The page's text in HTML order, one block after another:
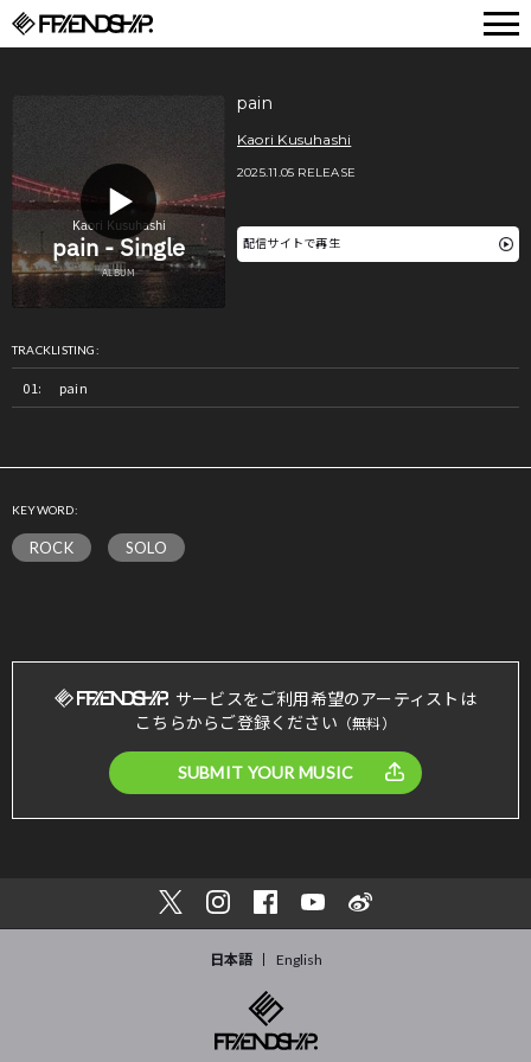
pain
Kaori Kusuhashi
2025.11.05 RELEASE
配信サイトで再生
TRACKLISTING:
pain
KEYWORD:
ROCK SOLO
サービスをご利用希望のアーティストは
こちらからご登録ください （無料）
SUBMIT YOUR MUSIC
日本語 English